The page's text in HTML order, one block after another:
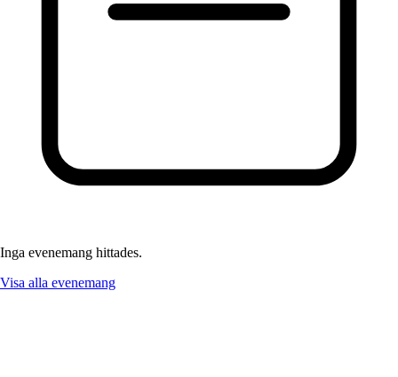
Inga evenemang hittades.
Visa alla evenemang